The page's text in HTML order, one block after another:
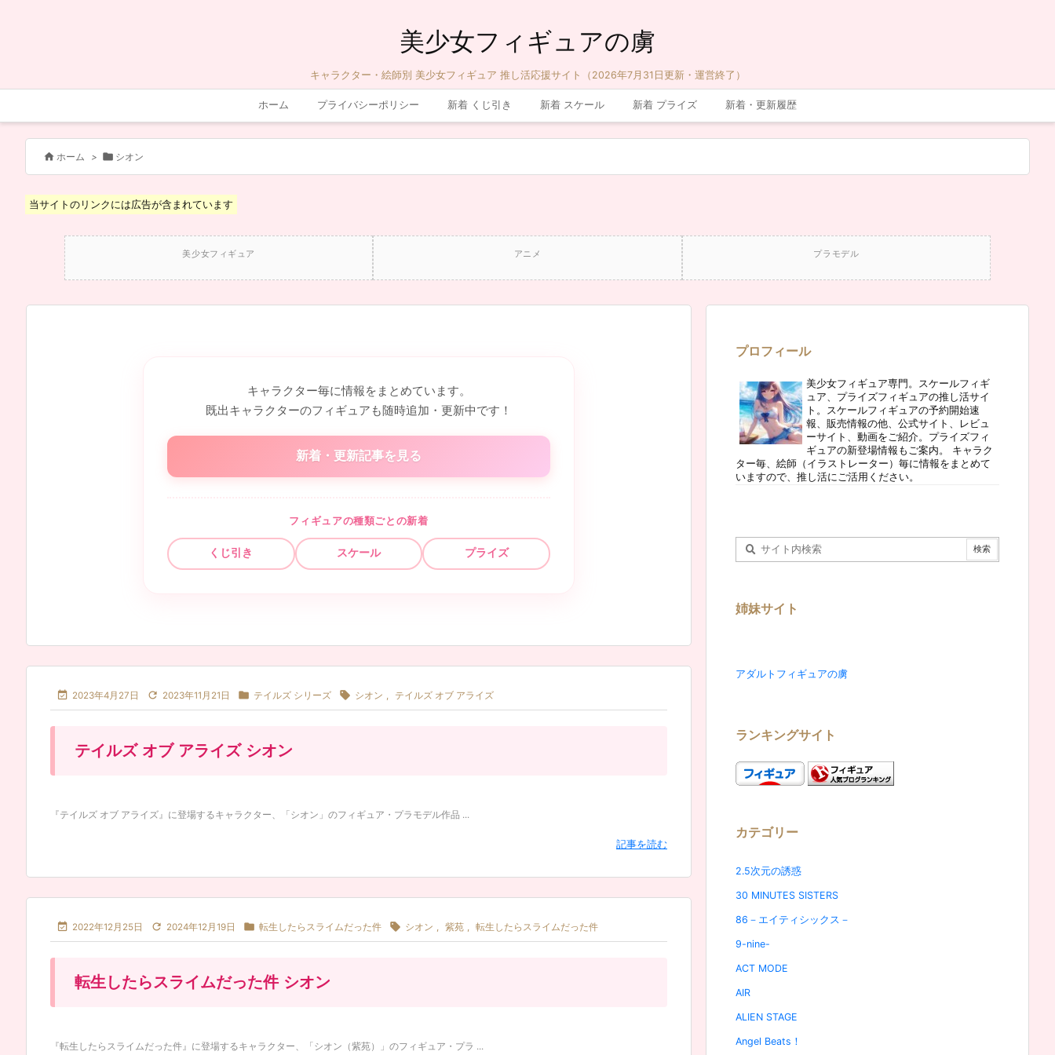
美少女フィギュアの虜
キャラクター・絵師別 美少女フィギュア 推し活応援サイト（2026年7月31日更新・運営終了）
ホーム プライバシーポリシー 新着 くじ引き 新着 スケール 新着 プライズ 新着・更新履歴
 ホーム >  シオン
当サイトのリンクには広告が含まれています
美少女フィギュア アニメ プラモデル
キャラクター毎に情報をまとめています。
既出キャラクターのフィギュアも随時追加・更新中です！
新着・更新記事を見る
フィギュアの種類ごとの新着
くじ引き スケール プライズ
 2023年4月27日  2023年11月21日  テイルズ シリーズ  シオン , テイルズ オブ アライズ
テイルズ オブ アライズ シオン
『テイルズ オブ アライズ』に登場するキャラクター、「シオン」のフィギュア・プラモデル作品 ...
記事を読む
 2022年12月25日  2024年12月19日  転生したらスライムだった件  シオン , 紫苑 , 転生したらスライムだった件
転生したらスライムだった件 シオン
『転生したらスライムだった件』に登場するキャラクター、「シオン（紫苑）」のフィギュア・プラ ...
プロフィール
美少女フィギュア専門。スケールフィギ
ュア、プライズフィギュアの推し活サイ
ト。スケールフィギュアの予約開始速
報、販売情報の他、公式サイト、レビュ
ーサイト、動画をご紹介。プライズフィ
ギュアの新登場情報もご案内。 キャラク
ター毎、絵師（イラストレーター）毎に情報をまとめて
いますので、推し活にご活用ください。
姉妹サイト
アダルトフィギュアの虜
ランキングサイト
カテゴリー
2.5次元の誘惑
30 MINUTES SISTERS
86－エイティシックス－
9-nine-
ACT MODE
AIR
ALIEN STAGE
Angel Beats！